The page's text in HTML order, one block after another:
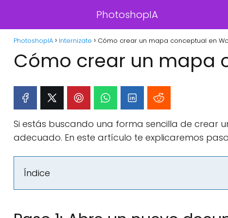
PhotoshopIA
PhotoshopIA Internizate Cómo crear un mapa conceptual en
Cómo crear un mapa
Si estás buscando una forma sencilla de crear
adecuado. En este artículo te explicaremos
Índice